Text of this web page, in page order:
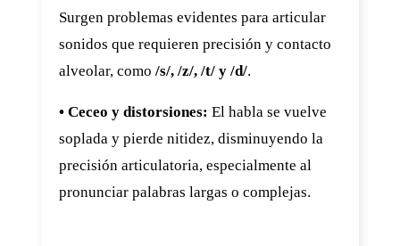
Surgen problemas evidentes para articular
sonidos que requieren precisión y contacto
alveolar, como /s/, /z/, /t/ y /d/.
• Ceceo y distorsiones: El habla se vuelve
soplada y pierde nitidez, disminuyendo la
precisión articulatoria, especialmente al
pronunciar palabras largas o complejas.